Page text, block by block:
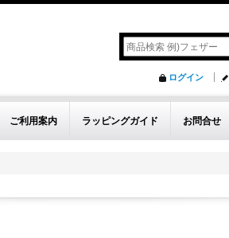
ログイン
ご利用案内 ラッピングガイド お問合せ